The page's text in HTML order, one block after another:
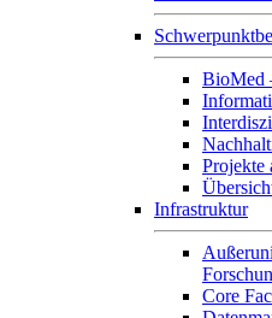
BioMed
Projekte
Infrastruktur
Core